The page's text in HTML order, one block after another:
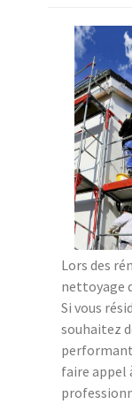
Lors des
nettoyage
Si vous
souhaitez
faire appel